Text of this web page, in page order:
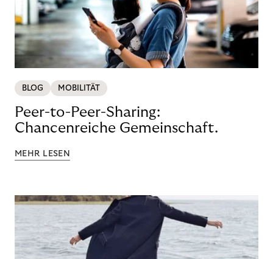
BLOG MOBILITÄT
Peer-to-Peer-Sharing:
Chancenreiche Gemeinschaft.
MEHR LESEN